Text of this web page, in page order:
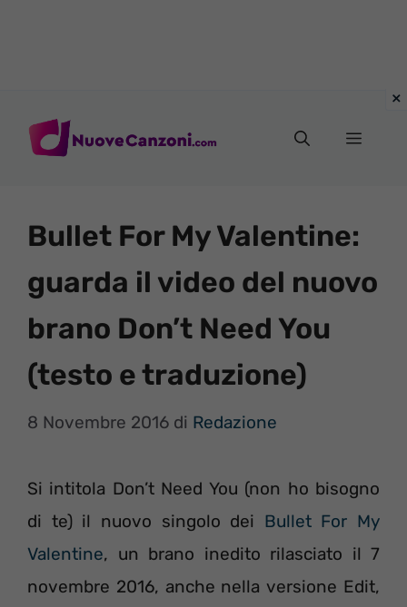
Menu
Bullet For My Valentine:
guarda il video del nuovo
brano Don’t Need You
(testo e traduzione)
8 Novembre 2016 di Redazione
Si intitola Don’t Need You (non ho bisogno
di te) il nuovo singolo dei Bullet For My
Valentine, un brano inedito rilasciato il 7
novembre 2016, anche nella versione Edit,